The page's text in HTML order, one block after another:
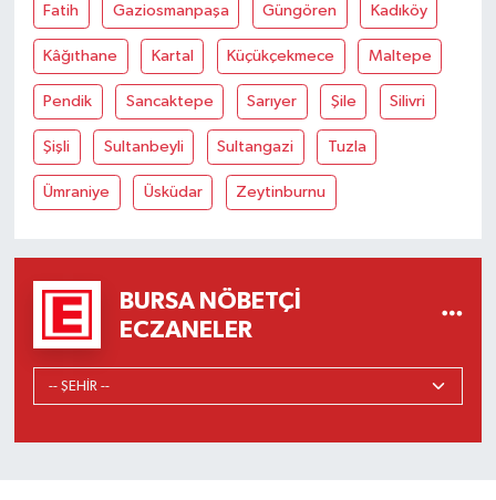
Fatih Gaziosmanpaşa Güngören Kadıköy
Kâğıthane Kartal Küçükçekmece Maltepe
Pendik Sancaktepe Sarıyer Şile Silivri
Şişli Sultanbeyli Sultangazi Tuzla
Ümraniye Üsküdar Zeytinburnu
BURSA NÖBETÇI
ECZANELER